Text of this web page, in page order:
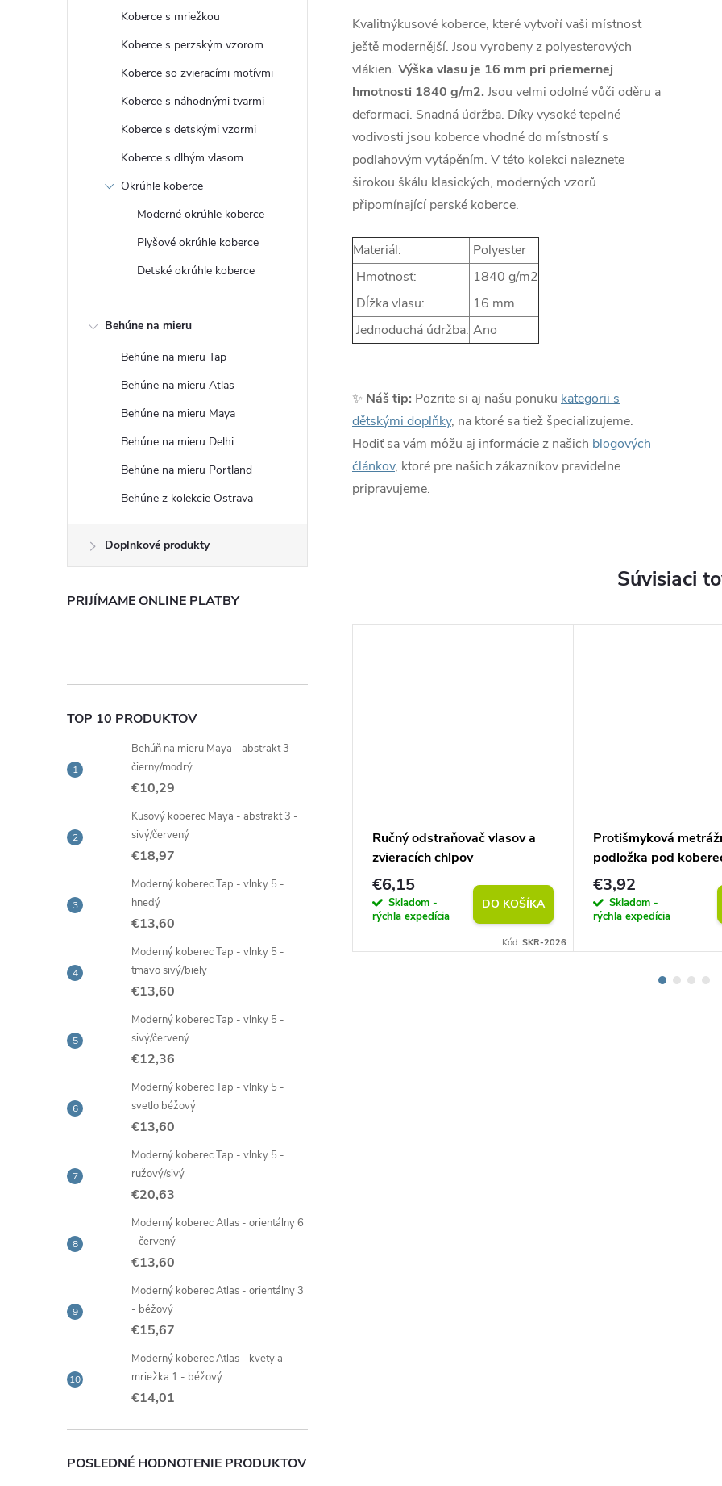
Koberce s mriežkou
Koberce s perzským vzorom
Koberce so zvieracími motívmi
Koberce s náhodnými tvarmi
Koberce s detskými vzormi
Koberce s dlhým vlasom
Okrúhle koberce
Moderné okrúhle koberce
Plyšové okrúhle koberce
Detské okrúhle koberce
Behúne na mieru
Behúne na mieru Tap
Behúne na mieru Atlas
Behúne na mieru Maya
Behúne na mieru Delhi
Behúne na mieru Portland
Behúne z kolekcie Ostrava
Doplnkové produkty
PRIJÍMAME ONLINE PLATBY
TOP 10 PRODUKTOV
Behúň na mieru Maya - abstrakt 3 -
čierny/modrý
€10,29
Kusový koberec Maya - abstrakt 3 -
sivý/červený
€18,97
Moderný koberec Tap - vlnky 5 -
hnedý
€13,60
Moderný koberec Tap - vlnky 5 -
tmavo sivý/biely
€13,60
Moderný koberec Tap - vlnky 5 -
sivý/červený
€12,36
Moderný koberec Tap - vlnky 5 -
svetlo béžový
€13,60
Moderný koberec Tap - vlnky 5 -
ružový/sivý
€20,63
Moderný koberec Atlas - orientálny 6
- červený
€13,60
Moderný koberec Atlas - orientálny 3
- béžový
€15,67
Moderný koberec Atlas - kvety a
mriežka 1 - béžový
€14,01
POSLEDNÉ HODNOTENIE PRODUKTOV
Kvalitnýkusové koberce, které vytvoří vaši místnost
ještě modernější. Jsou vyrobeny z polyesterových
vlákien. Výška vlasu je 16 mm pri priemernej
hmotnosti 1840 g/m2. Jsou velmi odolné vůči oděru a
deformaci. Snadná údržba. Díky vysoké tepelné
vodivosti jsou koberce vhodné do místností s
podlahovým vytápěním. V této kolekci naleznete
širokou škálu klasických, moderných vzorů
připomínající perské koberce.
Materiál:
Polyester
Hmotnosť:
1840 g/m2
Dĺžka vlasu:
16 mm
Jednoduchá údržba: Ano
✨ Náš tip: Pozrite si aj našu ponuku kategorii s
dětskými doplňky, na ktoré sa tiež špecializujeme.
Hodiť sa vám môžu aj informácie z našich blogových
článkov, ktoré pre našich zákazníkov pravidelne
pripravujeme.
Súvisiaci
hubka na
DO KOŠÍKA
Prírodný jutový špagát, návin
50 m
€2,02
rýchla expedícia
Ručný odstraňovač vlasov a
zvieracích chlpov
€6,15
Skladom -
rýchla expedícia
DO KOŠÍKA
Kód: SKR-2026
Protišmyková
podložka pod
(vlastný rozmer)
€3,92
Skladom -
rýchla expedícia